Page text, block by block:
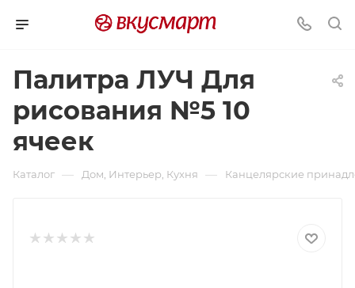
Палитра ЛУЧ Для
рисования №5 10
ячеек
Каталог — Дом, Интерьер, Кухня — Канцелярские